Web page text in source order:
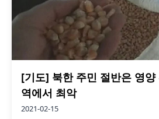
[기도] 북한 주민 절반은 영양
역에서 최악
2021-02-15